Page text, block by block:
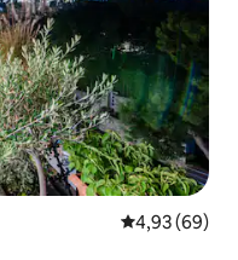
Évaluation
4,93 (69)